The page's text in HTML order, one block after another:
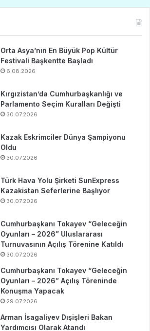
Orta Asya’nın En Büyük Pop Kültür
Festivali Başkentte Başladı
6.08.2026
Kırgızistan’da Cumhurbaşkanlığı ve
Parlamento Seçim Kuralları Değişti
30.07.2026
Kazak Eskrimciler Dünya Şampiyonu
Oldu
30.07.2026
Türk Hava Yolu Şirketi SunExpress
Kazakistan Seferlerine Başlıyor
30.07.2026
Cumhurbaşkanı Tokayev “Geleceğin
Oyunları – 2026” Uluslararası
Turnuvasının Açılış Törenine Katıldı
30.07.2026
Cumhurbaşkanı Tokayev “Geleceğin
Oyunları – 2026” Açılış Töreninde
Konuşma Yapacak
29.07.2026
Arman İsagaliyev Dışişleri Bakan
Yardımcısı Olarak Atandı